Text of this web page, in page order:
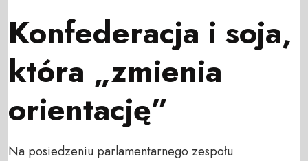
Konfederacja i soja,
która „zmienia
orientację”
Na posiedzeniu parlamentarnego zespołu